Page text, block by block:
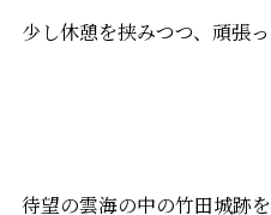
少し休憩を挟みつつ、頑張
待望の雲海の中の竹田城跡